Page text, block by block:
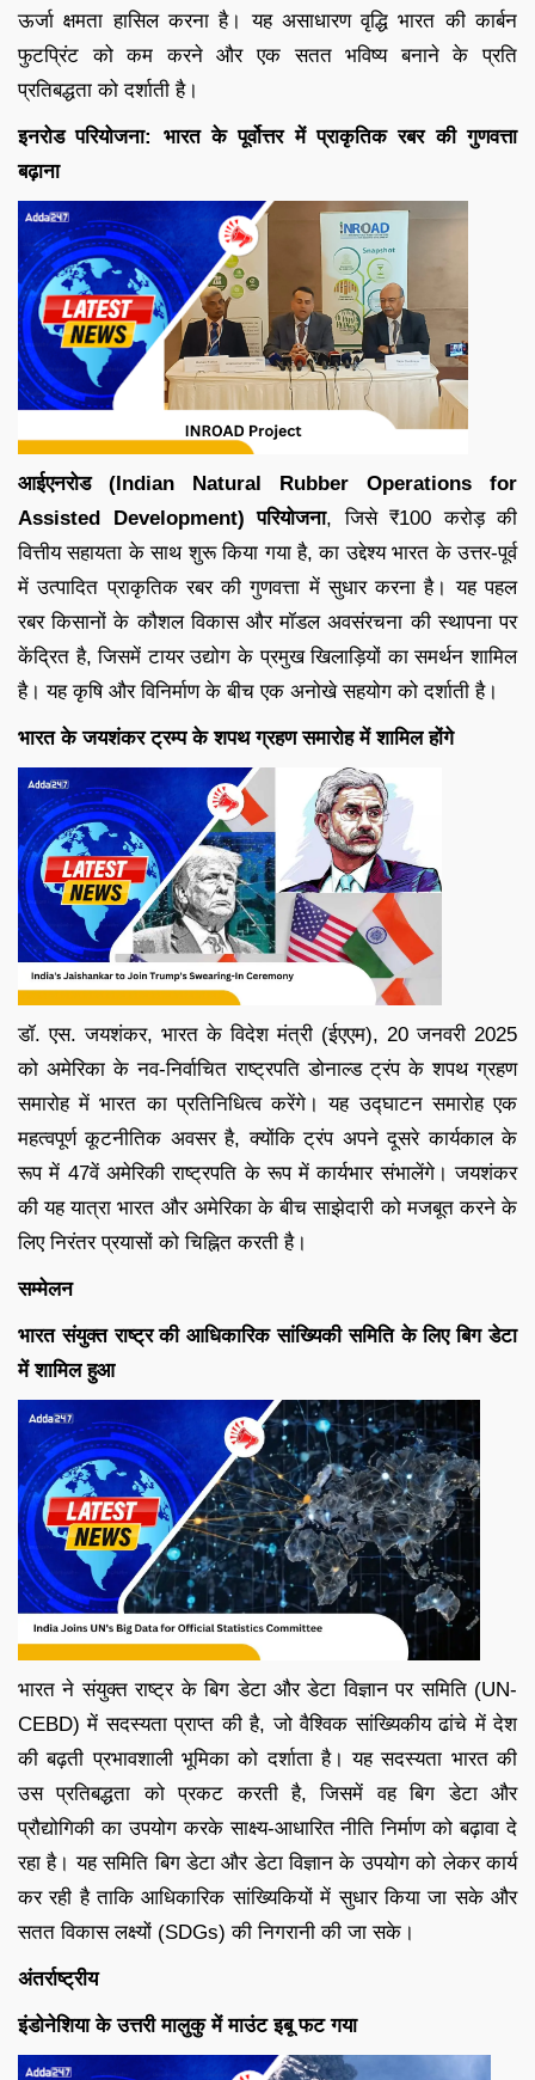
ऊर्जा क्षमता हासिल करना है। यह असाधारण वृद्धि भारत की कार्बन
फुटप्रिंट को कम करने और एक सतत भविष्य बनाने के प्रति
प्रतिबद्धता को दर्शाती है।
इनरोड परियोजना: भारत के पूर्वोत्तर में प्राकृतिक रबर की गुणवत्ता
बढ़ाना
आईएनरोड (Indian Natural Rubber Operations for
Assisted Development) परियोजना, जिसे ₹100 करोड़ की
वित्तीय सहायता के साथ शुरू किया गया है, का उद्देश्य भारत के उत्तर-पूर्व
में उत्पादित प्राकृतिक रबर की गुणवत्ता में सुधार करना है। यह पहल
रबर किसानों के कौशल विकास और मॉडल अवसंरचना की स्थापना पर
केंद्रित है, जिसमें टायर उद्योग के प्रमुख खिलाड़ियों का समर्थन शामिल
है। यह कृषि और विनिर्माण के बीच एक अनोखे सहयोग को दर्शाती है।
भारत के जयशंकर ट्रम्प के शपथ ग्रहण समारोह में शामिल होंगे
डॉ. एस. जयशंकर, भारत के विदेश मंत्री (ईएएम), 20 जनवरी 2025
को अमेरिका के नव-निर्वाचित राष्ट्रपति डोनाल्ड ट्रंप के शपथ ग्रहण
समारोह में भारत का प्रतिनिधित्व करेंगे। यह उद्घाटन समारोह एक
महत्वपूर्ण कूटनीतिक अवसर है, क्योंकि ट्रंप अपने दूसरे कार्यकाल के
रूप में 47वें अमेरिकी राष्ट्रपति के रूप में कार्यभार संभालेंगे। जयशंकर
की यह यात्रा भारत और अमेरिका के बीच साझेदारी को मजबूत करने के
लिए निरंतर प्रयासों को चिह्नित करती है।
सम्मेलन
भारत संयुक्त राष्ट्र की आधिकारिक सांख्यिकी समिति के लिए बिग डेटा
में शामिल हुआ
भारत ने संयुक्त राष्ट्र के बिग डेटा और डेटा विज्ञान पर समिति (UN-
CEBD) में सदस्यता प्राप्त की है, जो वैश्विक सांख्यिकीय ढांचे में देश
की बढ़ती प्रभावशाली भूमिका को दर्शाता है। यह सदस्यता भारत की
उस प्रतिबद्धता को प्रकट करती है, जिसमें वह बिग डेटा और
प्रौद्योगिकी का उपयोग करके साक्ष्य-आधारित नीति निर्माण को बढ़ावा दे
रहा है। यह समिति बिग डेटा और डेटा विज्ञान के उपयोग को लेकर कार्य
कर रही है ताकि आधिकारिक सांख्यिकियों में सुधार किया जा सके और
सतत विकास लक्ष्यों (SDGs) की निगरानी की जा सके।
अंतर्राष्ट्रीय
इंडोनेशिया के उत्तरी मालुकु में माउंट इबू फट गया